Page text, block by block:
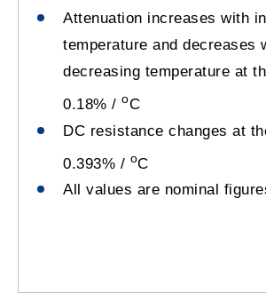
Attenuation increases with
temperature and decreases
decreasing temperature at
0.18% / oC
DC resistance changes at
0.393% / oC
All values are nominal